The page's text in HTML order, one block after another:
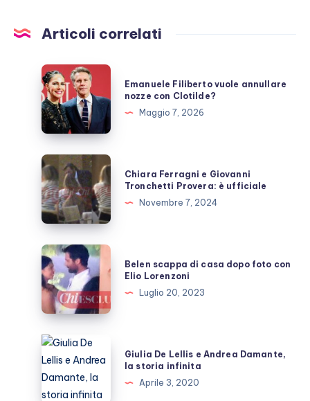
Articoli correlati
Emanuele
Filiberto
vuole
annullare
nozze
con
Clotilde?
Emanuele Filiberto vuole annullare
nozze con Clotilde?
Maggio 7, 2026
Chiara
Ferragni
e
Giovanni
Tronchetti
Provera:
è
ufficiale
Chiara Ferragni e Giovanni
Tronchetti Provera: è ufficiale
Novembre 7, 2024
Belen
scappa
di
casa
dopo
foto
con
Elio
Lorenzoni
Belen scappa di casa dopo foto con
Elio Lorenzoni
Luglio 20, 2023
Giulia
De
Lellis
e
Giulia De Lellis e Andrea Damante,
la storia infinita
Aprile 3, 2020